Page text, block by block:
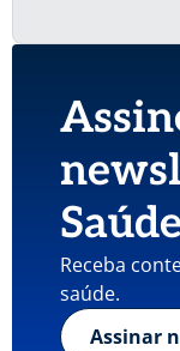
Receba
saúde.
Assinar